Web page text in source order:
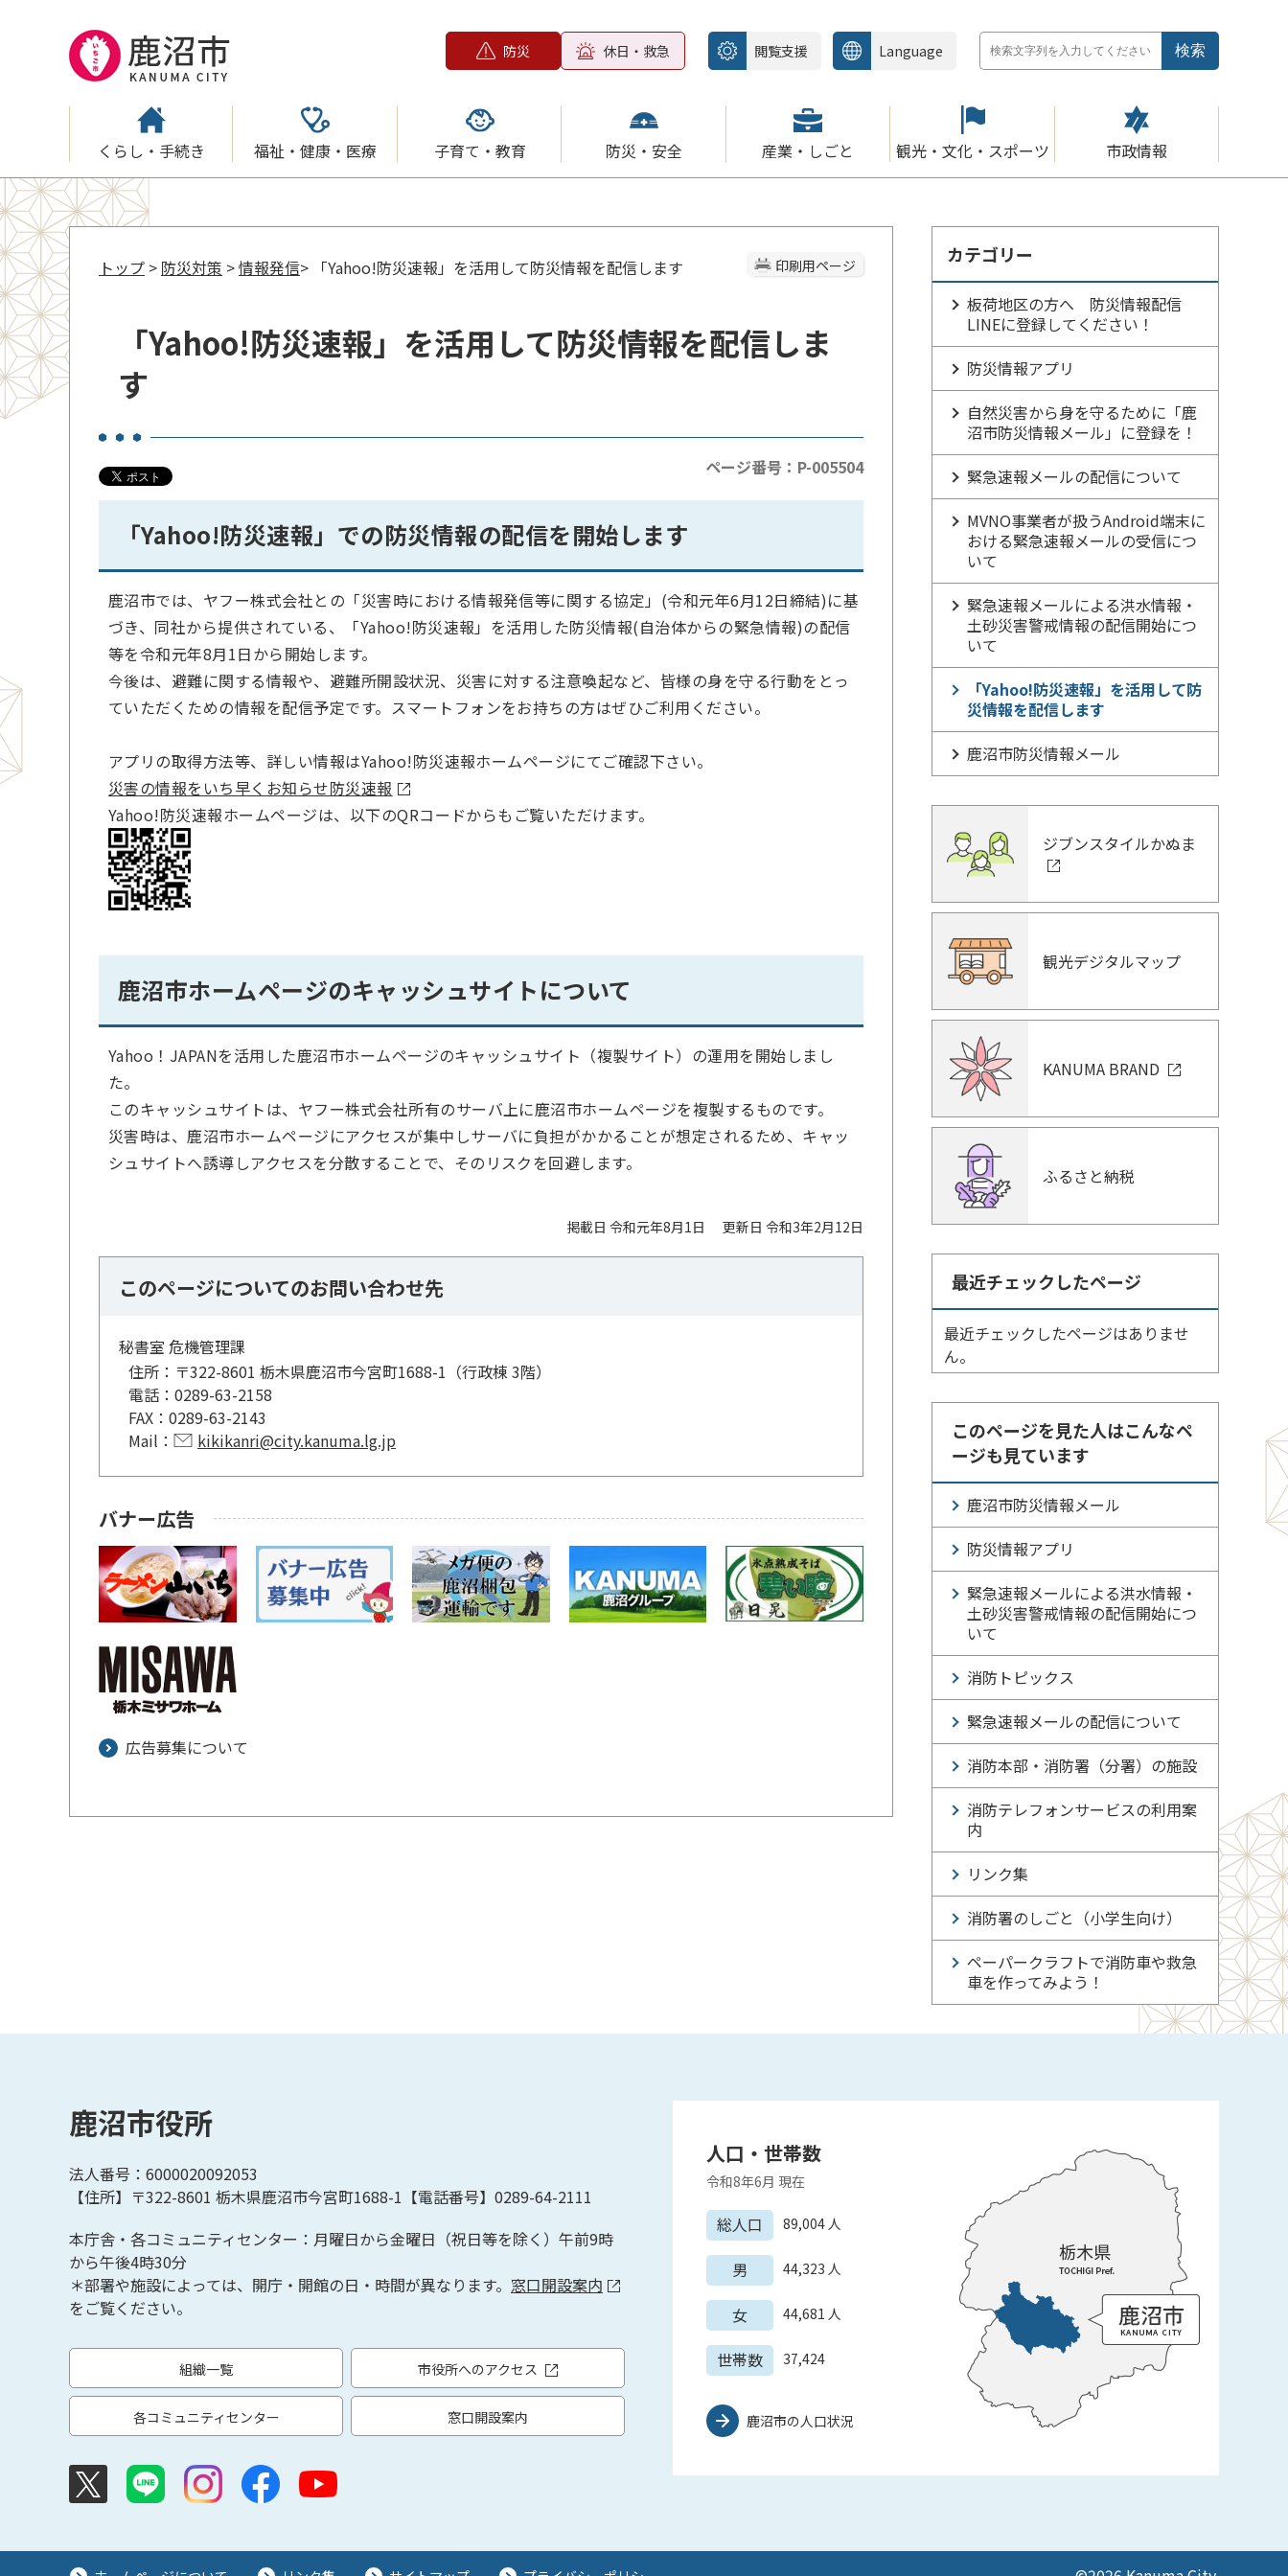
防災 休日・救急 閲覧支援 Language
くらし・手続き 福祉・健康・医療 子育て・教育 防災・安全 産業・しごと 観光・文化・スポーツ 市政情報
印刷用ページ
トップ > 防災対策 >情報発信> 「Yahoo!防災速報」を活用して防災情報を配信します
「Yahoo!防災速報」を活用して防災情報を配信しま
す
ページ番号：P-005504
「Yahoo!防災速報」での防災情報の配信を開始します
鹿沼市では、ヤフー株式会社との「災害時における情報発信等に関する協定」(令和元年6月12日締結)に基
づき、同社から提供されている、「Yahoo!防災速報」を活用した防災情報(自治体からの緊急情報)の配信
等を令和元年8月1日から開始します。
今後は、避難に関する情報や、避難所開設状況、災害に対する注意喚起など、皆様の身を守る行動をとっ
ていただくための情報を配信予定です。スマートフォンをお持ちの方はぜひご利用ください。
アプリの取得方法等、詳しい情報はYahoo!防災速報ホームページにてご確認下さい。
災害の情報をいち早くお知らせ防災速報
Yahoo!防災速報ホームページは、以下のQRコードからもご覧いただけます。
鹿沼市ホームページのキャッシュサイトについて
Yahoo！JAPANを活用した鹿沼市ホームページのキャッシュサイト（複製サイト）の運用を開始しまし
た。
このキャッシュサイトは、ヤフー株式会社所有のサーバ上に鹿沼市ホームページを複製するものです。
災害時は、鹿沼市ホームページにアクセスが集中しサーバに負担がかかることが想定されるため、キャッ
シュサイトへ誘導しアクセスを分散することで、そのリスクを回避します。
掲載日 令和元年8月1日 更新日 令和3年2月12日
このページについてのお問い合わせ先
秘書室 危機管理課
住所： 〒322-8601 栃木県鹿沼市今宮町1688-1（行政棟 3階）
電話： 0289-63-2158
FAX： 0289-63-2143
Mail：
kikikanri@city.kanuma.lg.jp
バナー広告
広告募集について
カテゴリー
板荷地区の方へ 防災情報配信
LINEに登録してください！
防災情報アプリ
自然災害から身を守るために「鹿
沼市防災情報メール」に登録を！
緊急速報メールの配信について
MVNO事業者が扱うAndroid端末に
おける緊急速報メールの受信につ
いて
緊急速報メールによる洪水情報・
土砂災害警戒情報の配信開始につ
いて
「Yahoo!防災速報」を活用して防
災情報を配信します
鹿沼市防災情報メール
ジブンスタイルかぬま
観光デジタルマップ
KANUMA BRAND
ふるさと納税
最近チェックしたページ
最近チェックしたページはありませ
ん。
このページを見た人はこんなペ
ージも見ています
鹿沼市防災情報メール
防災情報アプリ
緊急速報メールによる洪水情報・
土砂災害警戒情報の配信開始につ
いて
消防トピックス
緊急速報メールの配信について
消防本部・消防署（分署）の施設
消防テレフォンサービスの利用案
内
リンク集
消防署のしごと（小学生向け）
ペーパークラフトで消防車や救急
車を作ってみよう！
鹿沼市役所
法人番号：6000020092053
【住所】〒322-8601 栃木県鹿沼市今宮町1688-1【電話番号】0289-64-2111
本庁舎・各コミュニティセンター：月曜日から金曜日（祝日等を除く）午前9時
から午後4時30分
＊部署や施設によっては、開庁・開館の日・時間が異なります。 窓口開設案内
をご覧ください。
組織一覧 市役所へのアクセス
各コミュニティセンター 窓口開設案内
人口・世帯数
令和8年6月 現在
総人口 89,004人
男 44,323 人
女 44,681 人
世帯数 37,424
鹿沼市の人口状況